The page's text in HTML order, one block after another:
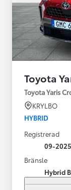
Toyota
Toyota Yaris
KRYLBO
HYBRID
Registrerad
09-2025
Bränsle
Hybrid